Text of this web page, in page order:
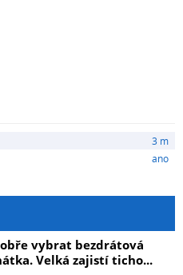
3 m
ano
vybrat bezdrátová
Velká zajistí ticho...